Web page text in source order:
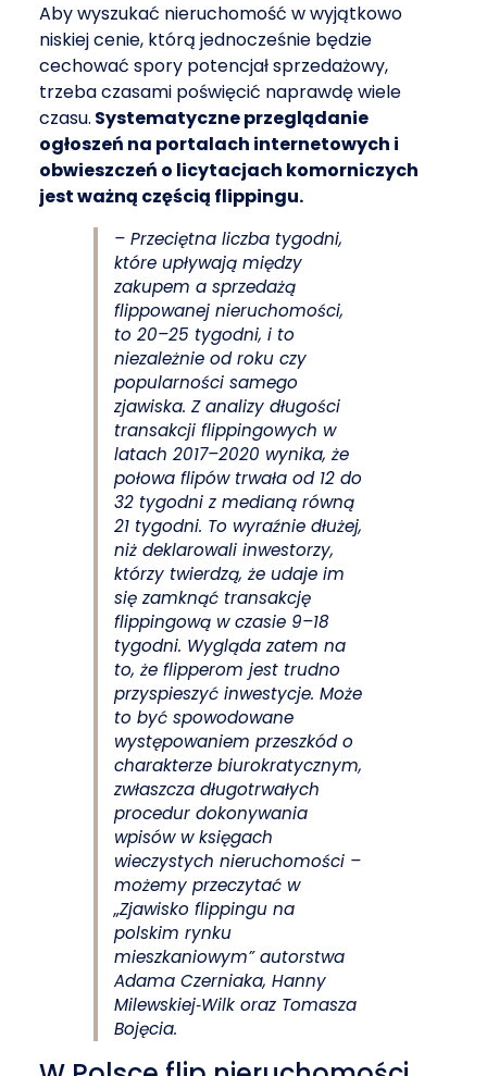
Aby wyszukać nieruchomość w wyjątkowo
niskiej cenie, którą jednocześnie będzie
cechować spory potencjał sprzedażowy,
trzeba czasami poświęcić naprawdę wiele
czasu. Systematyczne przeglądanie
ogłoszeń na portalach internetowych i
obwieszczeń o licytacjach komorniczych
jest ważną częścią flippingu.
– Przeciętna liczba tygodni,
które upływają między
zakupem a sprzedażą
flippowanej nieruchomości,
to 20–25 tygodni, i to
niezależnie od roku czy
popularności samego
zjawiska. Z analizy długości
transakcji flippingowych w
latach 2017–2020 wynika, że
połowa flipów trwała od 12 do
32 tygodni z medianą równą
21 tygodni. To wyraźnie dłużej,
niż deklarowali inwestorzy,
którzy twierdzą, że udaje im
się zamknąć transakcję
flippingową w czasie 9–18
tygodni. Wygląda zatem na
to, że flipperom jest trudno
przyspieszyć inwestycje. Może
to być spowodowane
występowaniem przeszkód o
charakterze biurokratycznym,
zwłaszcza długotrwałych
procedur dokonywania
wpisów w księgach
wieczystych nieruchomości –
możemy przeczytać w
„Zjawisko flippingu na
polskim rynku
mieszkaniowym” autorstwa
Adama Czerniaka, Hanny
Milewskiej‐Wilk oraz Tomasza
Bojęcia.